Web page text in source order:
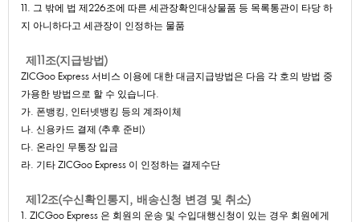
11.그밖에법제226조에따른세관장확인대상물품등목록통관이타당하
지아니하다고세관장이인정하는물품
제11조(지급방법)
ZICGooExpress서비스이용에대한대금지급방법은다음각호의방법중
가용한방법으로할수있습니다.
가.폰뱅킹,인터넷뱅킹등의계좌이체
나.신용카드결제(추후준비)
다.온라인무통장입금
라.기타ZICGooExpress이인정하는결제수단
제12조(수신확인통지,배송신청변경및취소)
1.ZICGooExpress은회원의운송및수입대행신청이있는경우회원에게